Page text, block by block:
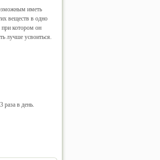
иметь
веществ в одно
при котором он
лучше усвоиться.
раза в день.